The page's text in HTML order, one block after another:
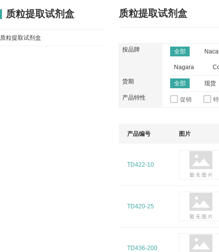
质粒提取试剂盒
质粒提取试剂盒
质粒提取试剂盒
按品牌 全部
Nagara
货期 全部 现货
产品特性 促销
产品编号 图片
TD422-10
TD420-25
TD436-200